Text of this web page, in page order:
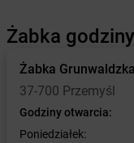
Żabka
Żabka
37-700 Przemyśl
Godziny otwarcia:
Poniedziałek: